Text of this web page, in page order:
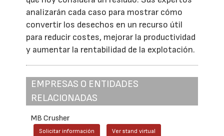
analizarán cada caso para mostrar cómo
convertir los desechos en un recurso útil
para reducir costes, mejorar la productividad
y aumentar la rentabilidad de la explotación.
EMPRESAS O ENTIDADES
RELACIONADAS
MB Crusher
Solicitar información Ver stand virtual